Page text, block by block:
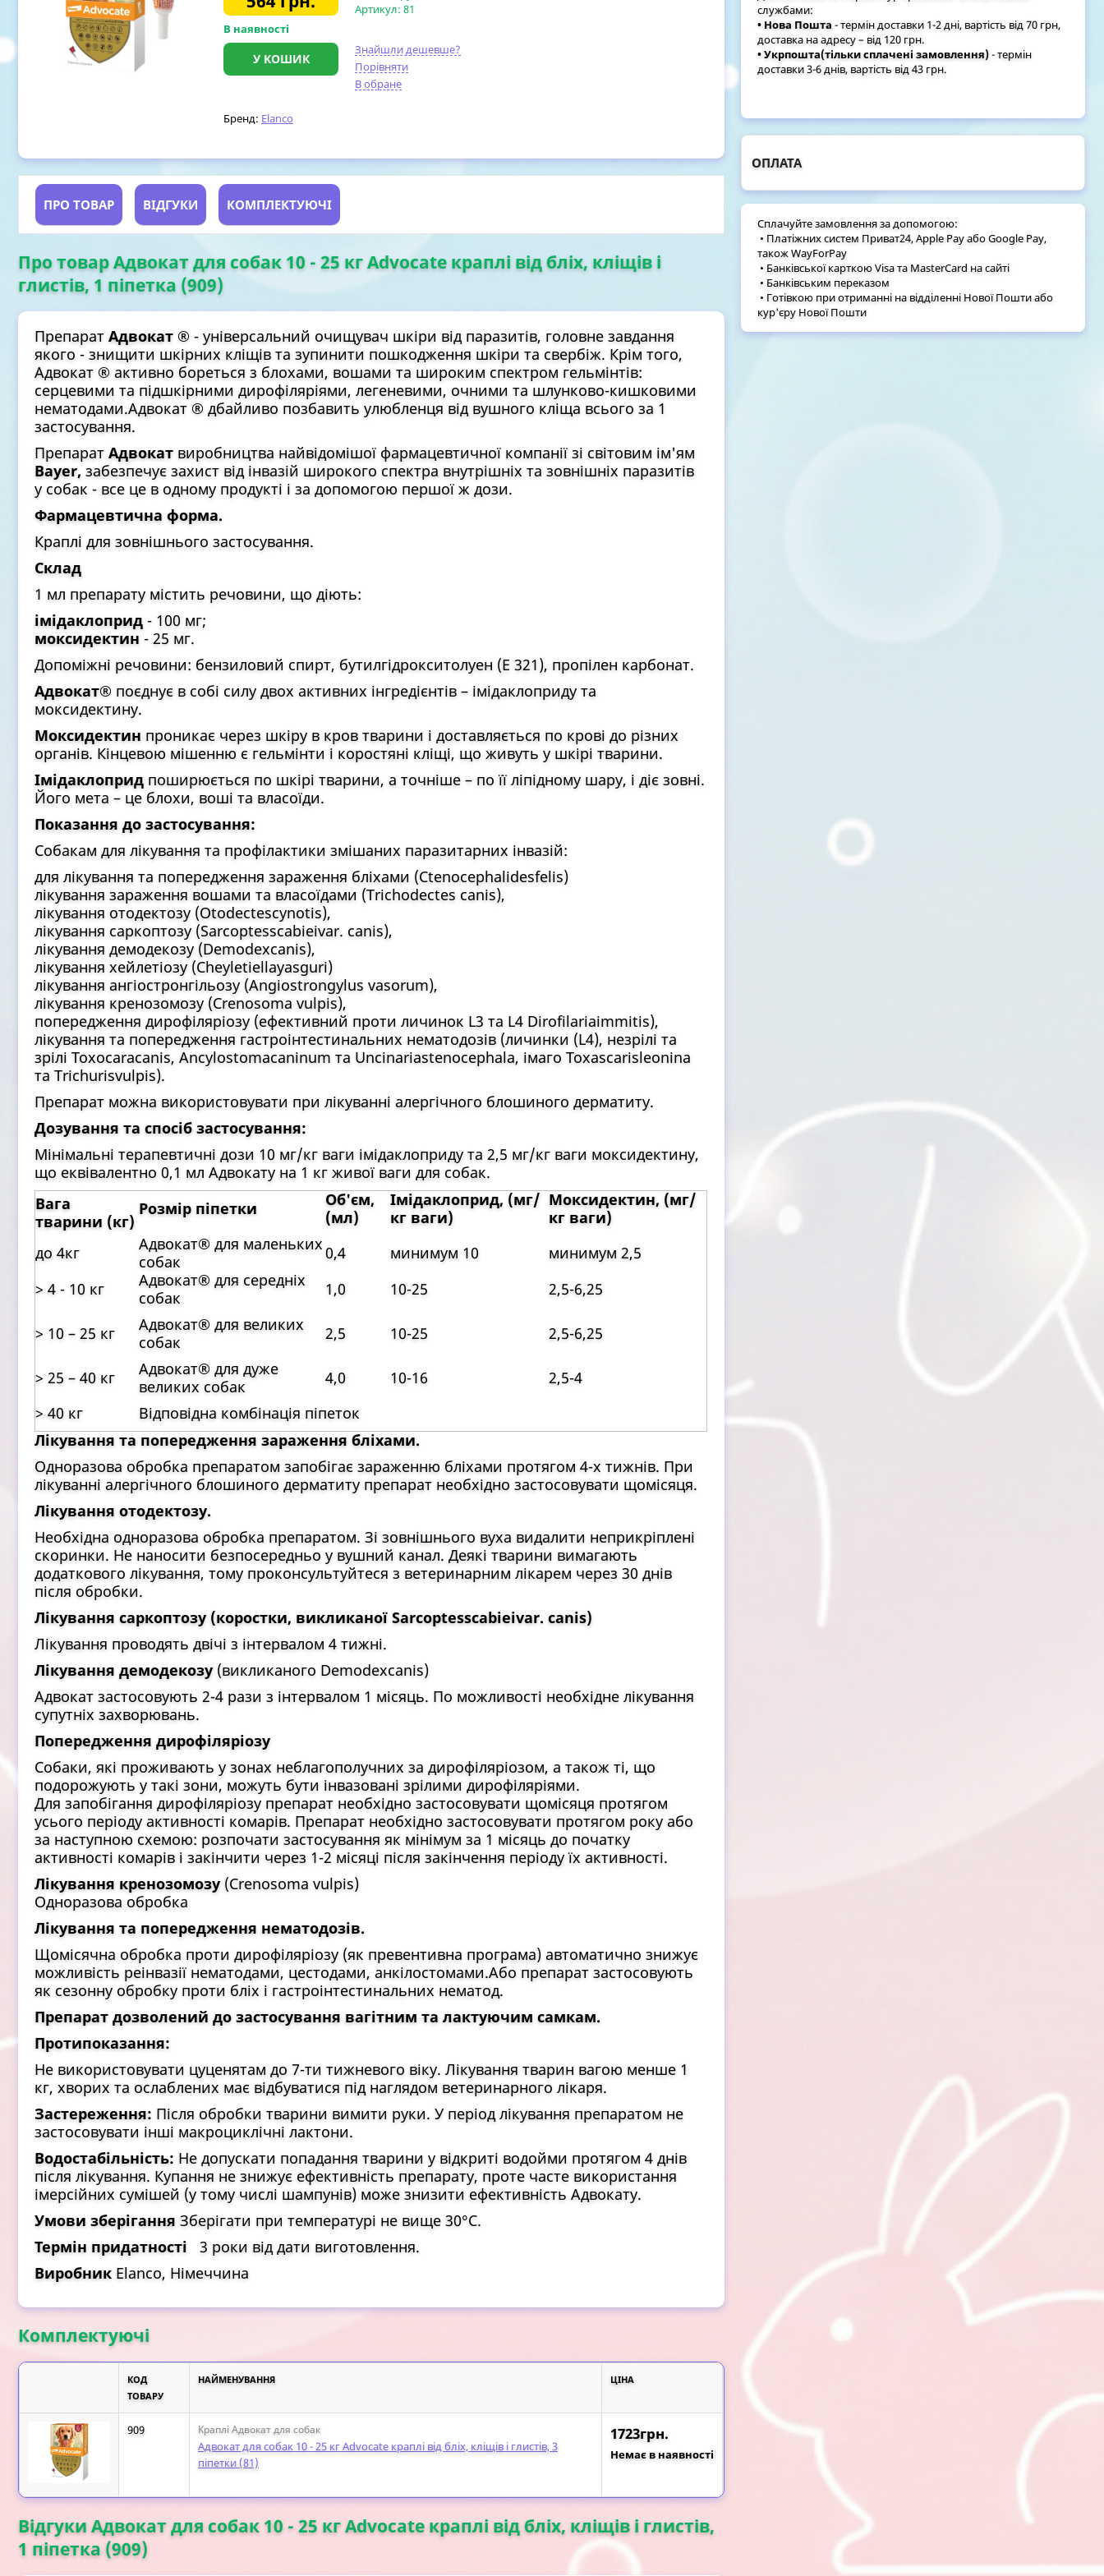
Артикул: 81
В наявності
У КОШИК
Знайшли дешевше?
Порівняти
В обране
Бренд: Elanco
ПРО ТОВАР ВІДГУКИ КОМПЛЕКТУЮЧІ
Про товар Адвокат для собак 10 - 25 кг Advocate краплі від бліх, кліщів і
глистів, 1 піпетка (909)
Препарат Адвокат ® - універсальний очищувач шкіри від паразитів, головне завдання
якого - знищити шкірних кліщів та зупинити пошкодження шкіри та свербіж. Крім того,
Адвокат ® активно бореться з блохами, вошами та широким спектром гельмінтів:
серцевими та підшкірними дирофіляріями, легеневими, очними та шлунково-кишковими
нематодами.Адвокат ® дбайливо позбавить улюбленця від вушного кліща всього за 1
застосування.
Препарат Адвокат виробництва найвідомішої фармацевтичної компанії зі світовим ім'ям
Bayer, забезпечує захист від інвазій широкого спектра внутрішніх та зовнішніх паразитів
у собак - все це в одному продукті і за допомогою першої ж дози.
Фармацевтична форма.
Краплі для зовнішнього застосування.
Склад
1 мл препарату містить речовини, що діють:
імідаклоприд - 100 мг;
моксидектин - 25 мг.
Допоміжні речовини: бензиловий спирт, бутилгідрокситолуен (Е 321), пропілен карбонат.
Адвокат® поєднує в собі силу двох активних інгредієнтів – імідаклоприду та
моксидектину.
Моксидектин проникає через шкіру в кров тварини і доставляється по крові до різних
органів. Кінцевою мішенню є гельмінти і коростяні кліщі, що живуть у шкірі тварини.
Імідаклоприд поширюється по шкірі тварини, а точніше – по її ліпідному шару, і діє зовні.
Його мета – це блохи, воші та власоїди.
Показання до застосування:
Собакам для лікування та профілактики змішаних паразитарних інвазій:
для лікування та попередження зараження бліхами (Ctenocephalidesfelis)
лікування зараження вошами та власоїдами (Trichodectes canis),
лікування отодектозу (Otodectescynotis),
лікування саркоптозу (Sarcoptesscabieivar. canis),
лікування демодекозу (Demodexcanis),
лікування хейлетіозу (Cheyletiellayasguri)
лікування ангіостронгільозу (Angiostrongylus vasorum),
лікування кренозомозу (Crenosoma vulpis),
попередження дирофіляріозу (ефективний проти личинок L3 та L4 Dirofilariaimmitis),
лікування та попередження гастроінтестинальних нематодозів (личинки (L4), незрілі та
зрілі Toxocaracanis, Ancylostomacaninum та Uncinariastenocephala, імаго Toxascarisleonina
та Trichurisvulpis).
Препарат можна використовувати при лікуванні алергічного блошиного дерматиту.
Дозування та спосіб застосування:
Мінімальні терапевтичні дози 10 мг/кг ваги імідаклоприду та 2,5 мг/кг ваги моксидектину,
що еквівалентно 0,1 мл Адвокату на 1 кг живої ваги для собак.
Вага
тварини (кг)
Розмір піпетки
Об'єм,
(мл)
Імідаклоприд, (мг/
кг ваги)
Моксидектин, (мг/
кг ваги)
до 4кг
Адвокат® для маленьких
собак
0,4 минимум 10
минимум 2,5
> 4 - 10 кг
Адвокат® для середніх
собак
1,0 10-25 2,5-6,25
> 10 – 25 кг
Адвокат® для великих
собак
2,5 10-25 2,5-6,25
> 25 – 40 кг
Адвокат® для дуже
великих собак
4,0 10-16
2,5-4
> 40 кг
Відповідна комбінація піпеток
Лікування та попередження зараження бліхами.
Одноразова обробка препаратом запобігає зараженню бліхами протягом 4-х тижнів. При
лікуванні алергічного блошиного дерматиту препарат необхідно застосовувати щомісяця.
Лікування отодектозу.
Необхідна одноразова обробка препаратом. Зі зовнішнього вуха видалити неприкріплені
скоринки. Не наносити безпосередньо у вушний канал. Деякі тварини вимагають
додаткового лікування, тому проконсультуйтеся з ветеринарним лікарем через 30 днів
після обробки.
Лікування саркоптозу (коростки, викликаної Sarcoptesscabieivar. canis)
Лікування проводять двічі з інтервалом 4 тижні.
Лікування демодекозу (викликаного Demodexcanis)
Адвокат застосовують 2-4 рази з інтервалом 1 місяць. По можливості необхідне лікування
супутніх захворювань.
Попередження дирофіляріозу
Собаки, які проживають у зонах неблагополучних за дирофіляріозом, а також ті, що
подорожують у такі зони, можуть бути інвазовані зрілими дирофіляріями.
Для запобігання дирофіляріозу препарат необхідно застосовувати щомісяця протягом
усього періоду активності комарів. Препарат необхідно застосовувати протягом року або
за наступною схемою: розпочати застосування як мінімум за 1 місяць до початку
активності комарів і закінчити через 1-2 місяці після закінчення періоду їх активності.
Лікування кренозомозу (Crenosoma vulpis)
Одноразова обробка
Лікування та попередження нематодозів.
Щомісячна обробка проти дирофіляріозу (як превентивна програма) автоматично знижує
можливість реінвазії нематодами, цестодами, анкілостомами.Або препарат застосовують
як сезонну обробку проти бліх і гастроінтестинальних нематод.
Препарат дозволений до застосування вагітним та лактуючим самкам.
Протипоказання:
Не використовувати цуценятам до 7-ти тижневого віку. Лікування тварин вагою менше 1
кг, хворих та ослаблених має відбуватися під наглядом ветеринарного лікаря.
Застереження: Після обробки тварини вимити руки. У період лікування препаратом не
застосовувати інші макроциклічні лактони.
Водостабільність: Не допускати попадання тварини у відкриті водойми протягом 4 днів
після лікування. Купання не знижує ефективність препарату, проте часте використання
імерсійних сумішей (у тому числі шампунів) може знизити ефективність Адвокату.
Умови зберігання Зберігати при температурі не вище 30°С.
Термін придатності
3 роки від дати виготовлення.
Виробник Elanco, Німеччина
Комплектуючі
КОД
ТОВАРУ
НАЙМЕНУВАННЯ ЦІНА
909 Краплі Адвокат для собак
Адвокат для собак 10 - 25 кг Advocate краплі від бліх, кліщів і глистів, 3
піпетки (81)
1723грн.
Немає в наявності
Відгуки Адвокат для собак 10 - 25 кг Advocate краплі від бліх, кліщів і глистів,
1 піпетка (909)
службами:
• Нова Пошта - термін доставки 1-2 дні, вартість від 70 грн,
доставка на адресу – від 120 грн.
• Укрпошта(тільки сплачені замовлення)- термін
доставки 3-6 днів, вартість від 43 грн.
ОПЛАТА
Сплачуйте замовлення за допомогою:
• Платіжних систем Приват24, Apple Pay або Google Pay,
також WayForPay
• Банківської карткою Visa та MasterCard на сайті
• Банківським переказом
• Готівкою при отриманні на відділенні Нової Пошти або
кур'єру Нової Пошти